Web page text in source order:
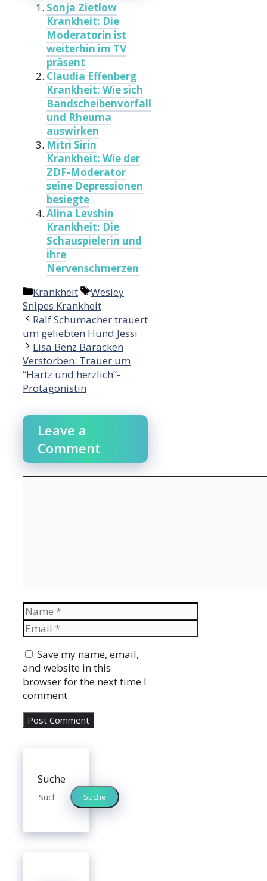
Sonja Zietlow
Krankheit: Die
Moderatorin ist
weiterhin im TV
präsent
Claudia Effenberg
Krankheit: Wie sich
Bandscheibenvorfall
und Rheuma
auswirken
Mitri Sirin
Krankheit: Wie der
ZDF-Moderator
seine Depressionen
besiegte
Alina Levshin
Krankheit: Die
Schauspielerin und
ihre
Nervenschmerzen
Categories
Krankheit Tags
Wesley
Snipes Krankheit
Ralf Schumacher trauert
um geliebten Hund Jessi
Lisa Benz Baracken
Verstorben: Trauer um
“Hartz und herzlich”-
Protagonistin
Leave a
Comment
Name
Email
Save my name, email,
and website in this
browser for the next time I
comment.
Suche
Suche